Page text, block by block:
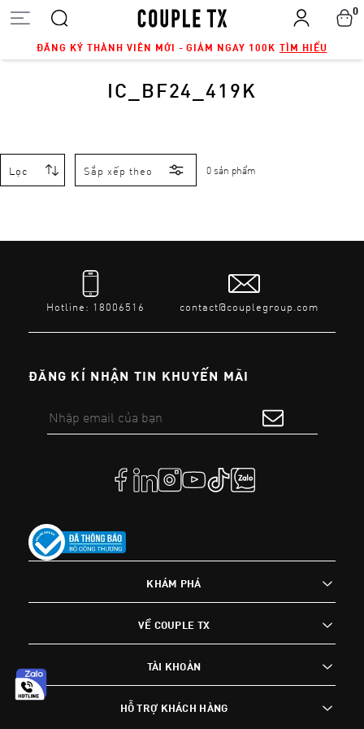
ĐĂNG KÝ THÀNH VIÊN MỚI - GIẢM NGAY 100K TÌM HIỂU
0
IC_BF24_419K
Lọc Sắp xếp theo 0 sản phẩm
Hotline: 18006516 contact@couplegroup.com
ĐĂNG KÍ NHẬN TIN KHUYẾN MÃI
KHÁM PHÁ
VỀ COUPLE TX
TÀI KHOẢN
HỖ TRỢ KHÁCH HÀNG